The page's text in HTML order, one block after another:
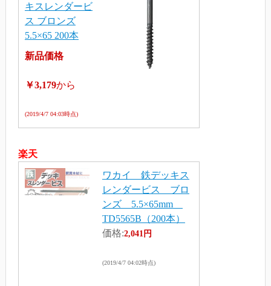
キスレンダービ
ス ブロンズ
5.5×65 200本
新品価格
￥3,179から
(2019/4/7 04:03時点)
楽天
ワカイ 鉄デッキス
レンダービス ブロ
ンズ 5.5×65mm
TD5565B（200本）
価格:2,041円
(2019/4/7 04:02時点)